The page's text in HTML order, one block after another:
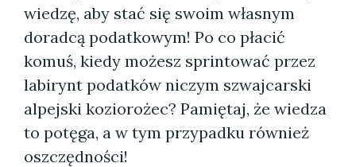
wiedzę, aby stać się swoim własnym
doradcą podatkowym! Po co płacić
komuś, kiedy możesz sprintować przez
labirynt podatków niczym szwajcarski
alpejski koziorożec? Pamiętaj, że wiedza
to potęga, a w tym przypadku również
oszczędności!